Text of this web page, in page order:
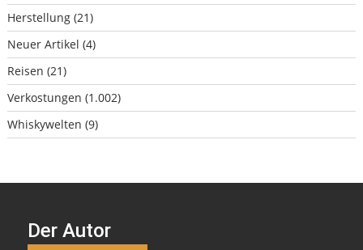
Herstellung (21)
Neuer Artikel (4)
Reisen (21)
Verkostungen (1.002)
Whiskywelten (9)
Der Autor